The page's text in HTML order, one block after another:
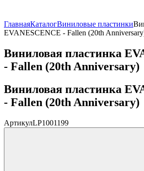
ГлавнаяКаталогВиниловые пластинки
EVANESCENCE - Fallen (20th
Виниловая пластинка
- Fallen (20th Anniversary)
Виниловая пластинка
- Fallen (20th Anniversary)
АртикулLP1001199